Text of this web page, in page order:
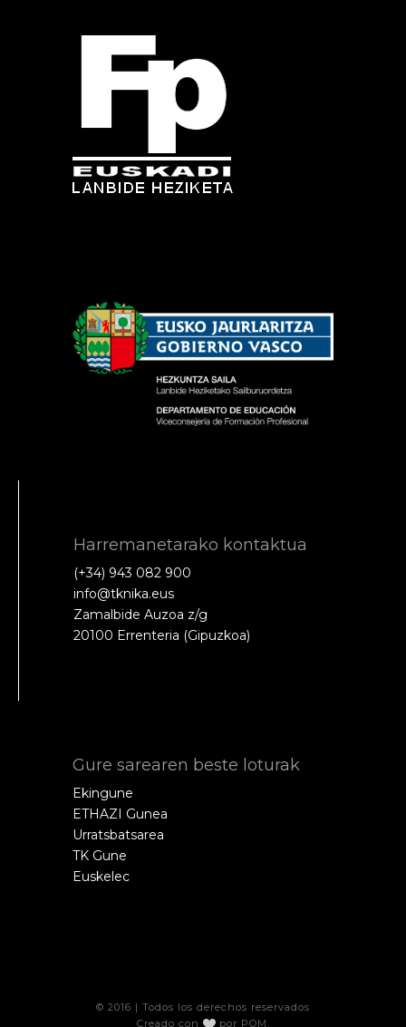
Harremanetarako kontaktua
(+34) 943 082 900
info@tknika.eus
Zamalbide Auzoa z/g
20100 Errenteria (Gipuzkoa)
Gure sarearen beste loturak
Ekingune
ETHAZI Gunea
Urratsbatsarea
TK Gune
Euskelec
© 2016 | Todos los derechos reservados
Creado con
por POM